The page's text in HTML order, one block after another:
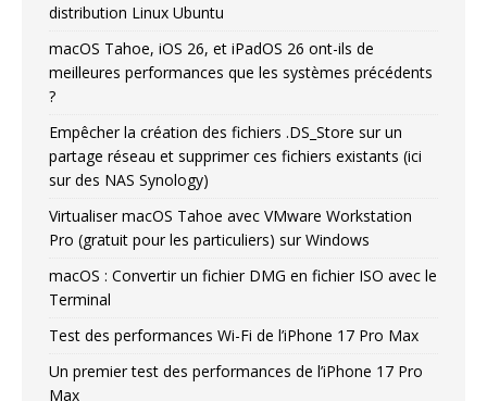
distribution Linux Ubuntu
macOS Tahoe, iOS 26, et iPadOS 26 ont-ils de
meilleures performances que les systèmes précédents
?
Empêcher la création des fichiers .DS_Store sur un
partage réseau et supprimer ces fichiers existants (ici
sur des NAS Synology)
Virtualiser macOS Tahoe avec VMware Workstation
Pro (gratuit pour les particuliers) sur Windows
macOS : Convertir un fichier DMG en fichier ISO avec le
Terminal
Test des performances Wi-Fi de l’iPhone 17 Pro Max
Un premier test des performances de l’iPhone 17 Pro
Max